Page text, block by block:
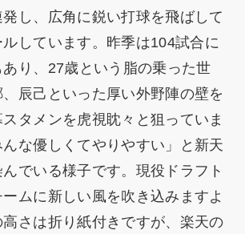
し、広角に鋭い打球を飛ばして
しています。昨季は104試合に
り、27歳という脂の乗った世
辰己といった厚い外野陣の壁を
タメンを虎視眈々と狙っていま
な優しくてやりやすい」と新天
でいる様子です。現役ドラフト
ムに新しい風を吹き込みますよ
さは折り紙付きですが、楽天の